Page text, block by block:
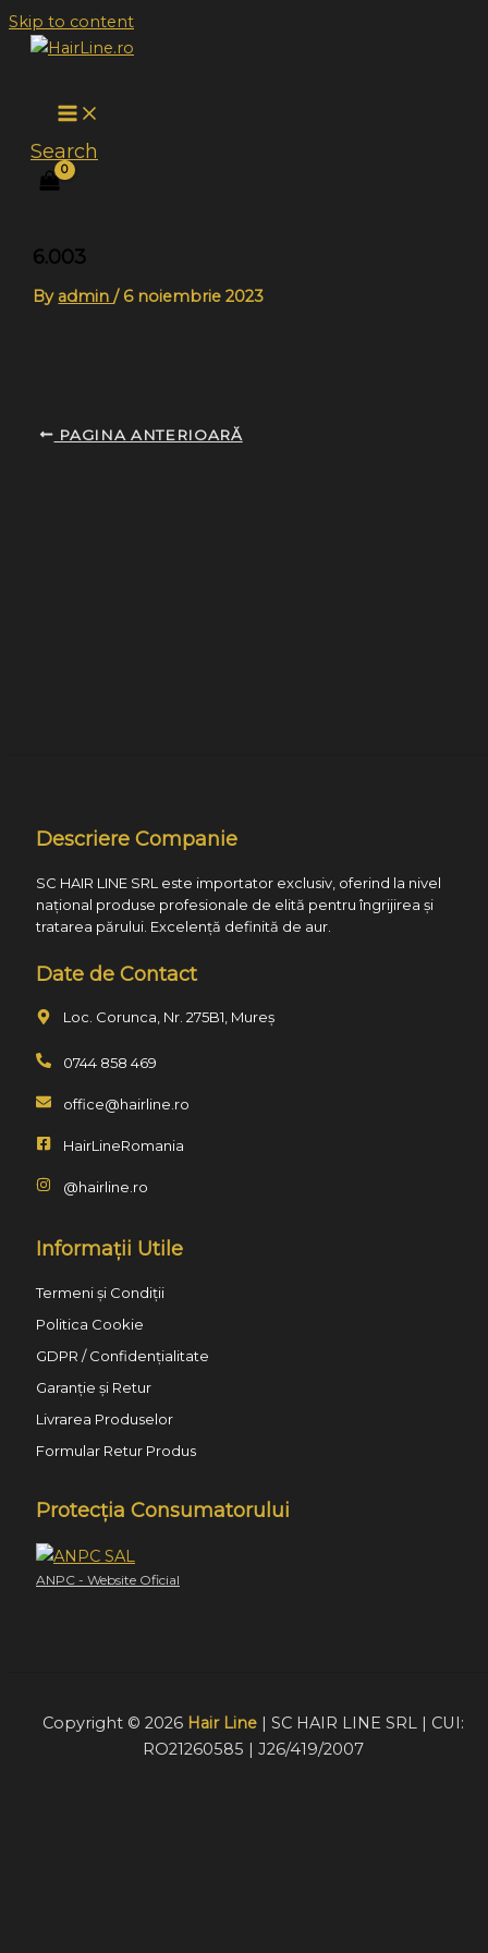
Skip to content
Search
6.003
By admin/ 6 noiembrie 2023
PAGINA ANTERIOARĂ
Descriere Companie
SC HAIR LINE SRL este importator exclusiv, oferind la nivel
național produse profesionale de elită pentru îngrijirea și
tratarea părului. Excelență definită de aur.
Date de Contact
Loc. Corunca, Nr. 275B1, Mureș
0744 858 469
office@hairline.ro
HairLineRomania
@hairline.ro
Informații Utile
Termeni și Condiții
Politica Cookie
GDPR / Confidențialitate
Garanție și Retur
Livrarea Produselor
Formular Retur Produs
Protecția Consumatorului
ANPC - Website Oficial
Copyright © 2026 Hair Line| SC HAIR LINE SRL | CUI:
RO21260585 | J26/419/2007